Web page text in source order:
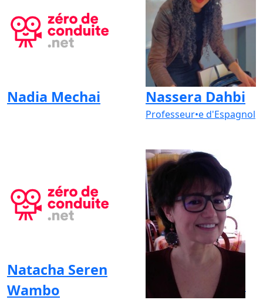
Nadia Mechai Nassera Dahbi
Professeur•e d'Espagnol
Natacha Seren
Wambo
Natalie Grand
Professeur•e d'Anglais